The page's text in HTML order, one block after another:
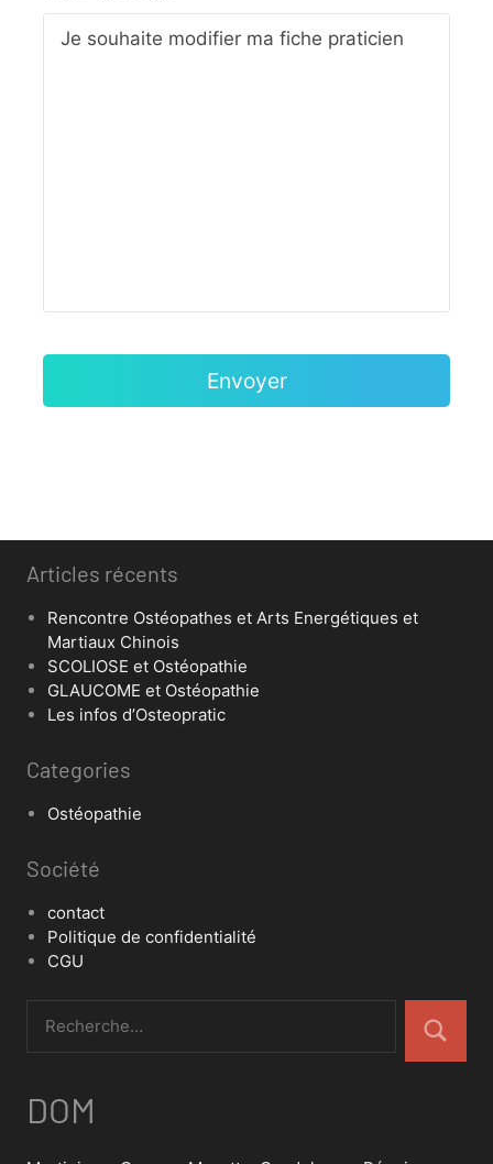
Articles récents
Rencontre Ostéopathes et Arts Energétiques et
Martiaux Chinois
SCOLIOSE et Ostéopathie
GLAUCOME et Ostéopathie
Les infos d’Osteopratic
Categories
Ostéopathie
Société
contact
Politique de confidentialité
CGU
DOM